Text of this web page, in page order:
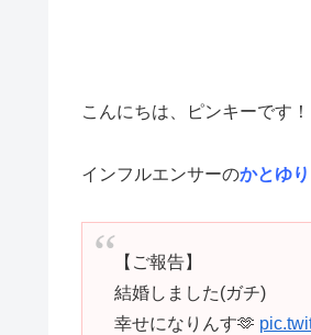
こんにちは、ピンキーです！
インフルエンサーのかとゆり
【ご報告】
結婚しました(ガチ)
幸せになりんす🫶